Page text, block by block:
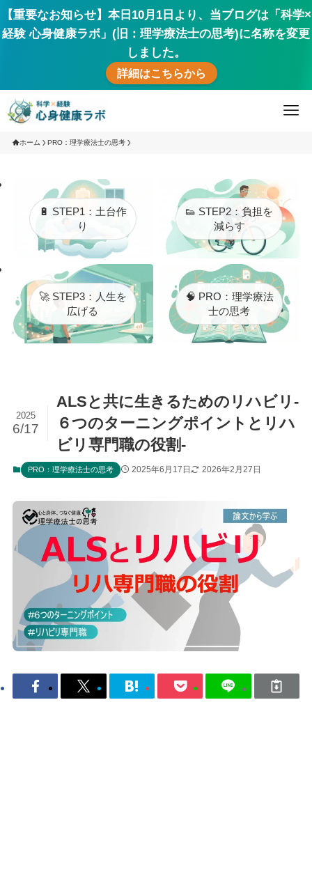
【重要なお知らせ】本日10月1日より、当ブログは「科学×
経験 心身健康ラボ」(旧：理学療法士の思考)に名称を変更
しました。
詳細はこちらから
ホーム PRO：理学療法士の思考
🔋 STEP1：土台作
り
👟 STEP2：負担を
減らす
🚀 STEP3：人生を
広げる
🧠 PRO：理学療法
士の思考
ALSと共に生きるためのリハビリ‐
６つのターニングポイントとリハ
ビリ専門職の役割‐
2025
6/17
PRO：理学療法士の思考 2025年6月17日 2026年2月27日